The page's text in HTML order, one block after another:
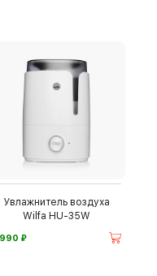
Увлажнитель воздуха
Wilfa HU-35W
⃏